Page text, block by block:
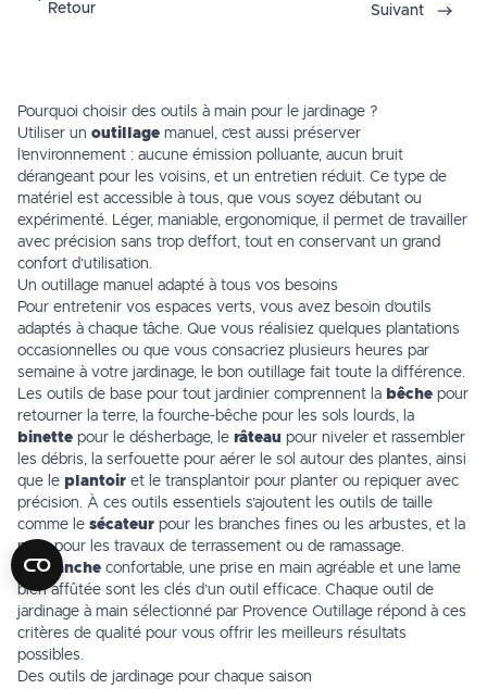
Retour Suivant
Pourquoi choisir des outils à main pour le jardinage ?
Utiliser un outillage manuel, c’est aussi préserver
l’environnement : aucune émission polluante, aucun bruit
dérangeant pour les voisins, et un entretien réduit. Ce type de
matériel est accessible à tous, que vous soyez débutant ou
expérimenté. Léger, maniable, ergonomique, il permet de travailler
avec précision sans trop d’effort, tout en conservant un grand
confort d’utilisation.
Un outillage manuel adapté à tous vos besoins
Pour entretenir vos espaces verts, vous avez besoin d’outils
adaptés à chaque tâche. Que vous réalisiez quelques plantations
occasionnelles ou que vous consacriez plusieurs heures par
semaine à votre jardinage, le bon outillage fait toute la différence.
Les outils de base pour tout jardinier comprennent la bêche pour
retourner la terre, la fourche-bêche pour les sols lourds, la
binette pour le désherbage, le râteau pour niveler et rassembler
les débris, la serfouette pour aérer le sol autour des plantes, ainsi
que le plantoir et le transplantoir pour planter ou repiquer avec
précision. À ces outils essentiels s’ajoutent les outils de taille
comme le sécateur pour les branches fines ou les arbustes, et la
pelle pour les travaux de terrassement ou de ramassage.
Unmanche confortable, une prise en main agréable et une lame
bien affûtée sont les clés d’un outil efficace. Chaque outil de
jardinage à main sélectionné par Provence Outillage répond à ces
critères de qualité pour vous offrir les meilleurs résultats
possibles.
Des outils de jardinage pour chaque saison